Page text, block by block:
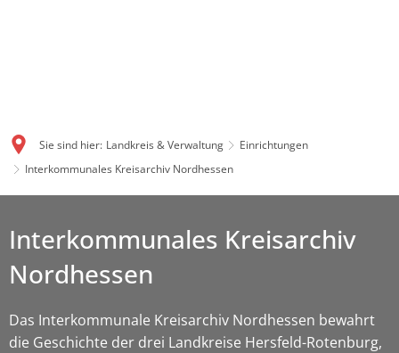
Sie sind hier: Landkreis & Verwaltung
Einrichtungen
Interkommunales Kreisarchiv Nordhessen
Interkommunales Kreisarchiv
Nordhessen
Das Interkommunale Kreisarchiv Nordhessen bewahrt
die Geschichte der drei Landkreise Hersfeld-Rotenburg,